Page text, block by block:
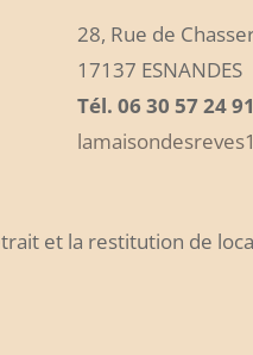
28, Rue de
17137 ESNANDES
Tél. 06 30 57 24 91
et la restitution de